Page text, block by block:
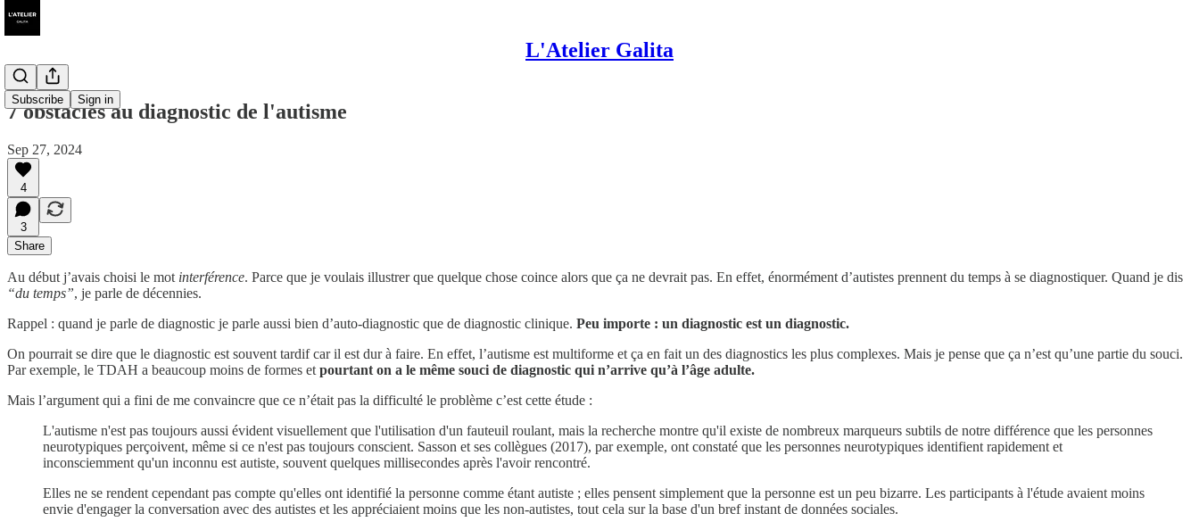
L'Atelier Galita
Subscribe Sign in
7 obstacles au diagnostic de l'autisme
Sep 27, 2024
4
3
Share
Au début j’avais choisi le mot interférence. Parce que je voulais illustrer que quelque chose coince alors que ça ne devrait pas. En effet, énormément d’autistes prennent du temps à se diagnostiquer. Quand je dis
“du temps”, je parle de décennies.
Rappel : quand je parle de diagnostic je parle aussi bien d’auto-diagnostic que de diagnostic clinique. Peu importe : un diagnostic est un diagnostic.
On pourrait se dire que le diagnostic est souvent tardif car il est dur à faire. En effet, l’autisme est multiforme et ça en fait un des diagnostics les plus complexes. Mais je pense que ça n’est qu’une partie du souci.
Par exemple, le TDAH a beaucoup moins de formes et pourtant on a le même souci de diagnostic qui n’arrive qu’à l’âge adulte.
Mais l’argument qui a fini de me convaincre que ce n’était pas la difficulté le problème c’est cette étude :
L'autisme n'est pas toujours aussi évident visuellement que l'utilisation d'un fauteuil roulant, mais la recherche montre qu'il existe de nombreux marqueurs subtils de notre différence que les personnes
neurotypiques perçoivent, même si ce n'est pas toujours conscient. Sasson et ses collègues (2017), par exemple, ont constaté que les personnes neurotypiques identifient rapidement et
inconsciemment qu'un inconnu est autiste, souvent quelques millisecondes après l'avoir rencontré.
Elles ne se rendent cependant pas compte qu'elles ont identifié la personne comme étant autiste ; elles pensent simplement que la personne est un peu bizarre. Les participants à l'étude avaient moins
envie d'engager la conversation avec des autistes et les appréciaient moins que les non-autistes, tout cela sur la base d'un bref instant de données sociales.